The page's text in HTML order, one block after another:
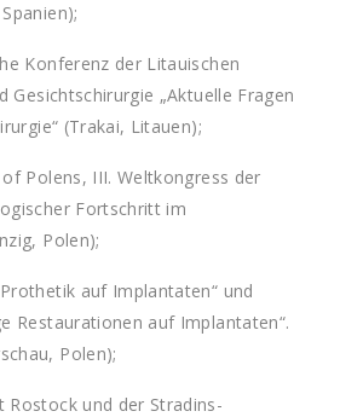
Konferenz der Litauischen
Gesichtschirurgie „Aktuelle Fragen
(Trakai, Litauen);
Polens, III. Weltkongress der
Fortschritt im
Polen);
auf Implantaten“ und
Restaurationen auf Implantaten“.
Polen);
Rostock und der Stradins-